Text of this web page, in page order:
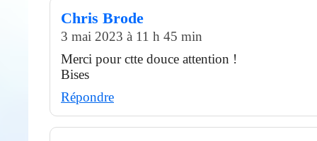
Chris Brode
3 mai 2023 à 11 h 45 min
Merci pour ctte douce attention !
Bises
Répondre